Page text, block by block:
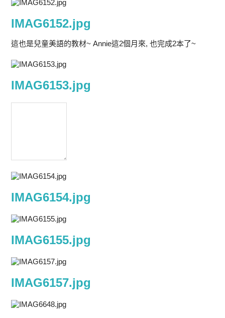
IMAG6152.jpg
這也是兒童美語的教材~ Annie這2個月來, 也完成2本了~
IMAG6153.jpg
IMAG6154.jpg
IMAG6155.jpg
IMAG6157.jpg